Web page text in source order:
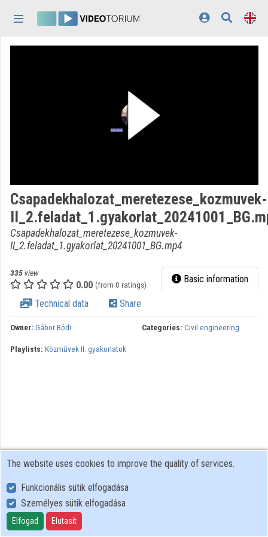
Contributors
Appearance:light
Csapadekhalozat_meretezese_kozmuvek-
Csapadekhalozat_meretezese_kozmuvek-
II_2.feladat_1.gyakorlat_20241001_BG.mp4
335 view
0.00 (from 0 ratings) Basic information
Technical data Share
Owner: Gábor Bódi Categories: Civil engineering
Playlists: Közművek II. gyakorlatok
User Policy
Adatkezelési tájékoztató (en)
Cookie Policy
The website uses cookies to improve the quality of services.
Funkcionális sütik elfogadása
Személyes sütik elfogadása
Elfogad Elutasít